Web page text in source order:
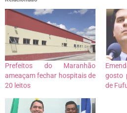
Prefeitos do Maranhão
ameaçam fechar hospitais de
20 leitos
gosto
de